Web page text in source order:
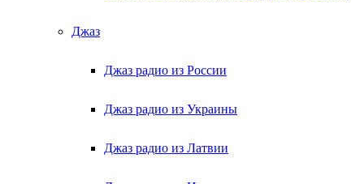
Джаз
Джаз радио из России
Джаз радио из Украины
Джаз радио из Латвии